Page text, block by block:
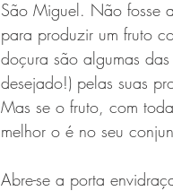
São Miguel. Não fosse
para produzir um fruto
doçura são algumas
desejado!) pelas suas
Mas se o fruto, com
melhor o é no seu
Abre-se a porta